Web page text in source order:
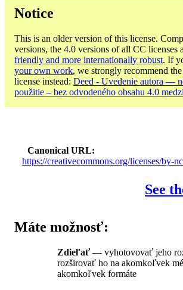
Notice
This is an older version of this license.
versions, the 4.0 versions of all CC licenses
friendly and more internationally robust. If
your own work, we strongly recommend
license instead: Deed - Uvedenie autora —
použitie – bez odvodeného obsahu 4.0
Canonical URL
https://creativecommons.org/licenses/by-
See
Máte možnosť:
Zdieľať— vyhotovovať jeho
rozširovať ho na akomkoľvek
akomkoľvek formáte